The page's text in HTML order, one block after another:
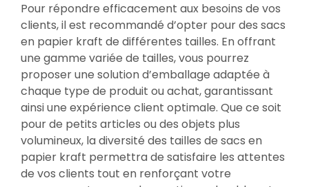
Pour répondre efficacement aux besoins de vos
clients, il est recommandé d’opter pour des sacs
en papier kraft de différentes tailles. En offrant
une gamme variée de tailles, vous pourrez
proposer une solution d’emballage adaptée à
chaque type de produit ou achat, garantissant
ainsi une expérience client optimale. Que ce soit
pour de petits articles ou des objets plus
volumineux, la diversité des tailles de sacs en
papier kraft permettra de satisfaire les attentes
de vos clients tout en renforçant votre